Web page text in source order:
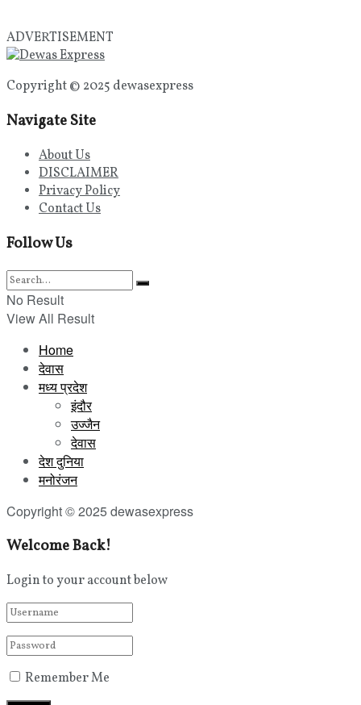
ADVERTISEMENT
Copyright © 2025 dewasexpress
Navigate Site
About Us
DISCLAIMER
Privacy Policy
Contact Us
Follow Us
No Result
View All Result
Home
देवास
मध्य प्रदेश
इंदौर
उज्जैन
देवास
देश दुनिया
मनोरंजन
Copyright © 2025 dewasexpress
Welcome Back!
Login to your account below
Remember Me